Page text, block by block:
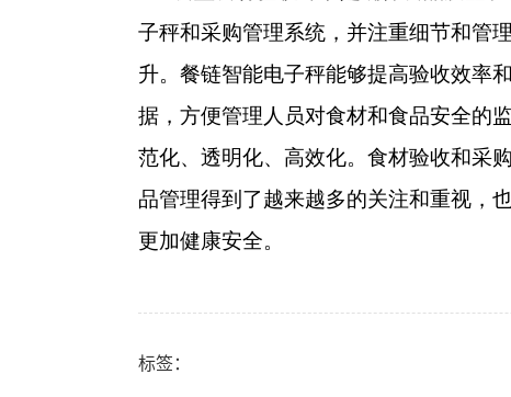
子秤和采购管理系统，并注重细节和管
升。餐链智能电子秤能够提高验收效率
据，方便管理人员对食材和食品安全的
范化、透明化、高效化。食材验收和采
品管理得到了越来越多的关注和重视，
更加健康安全。
标签：